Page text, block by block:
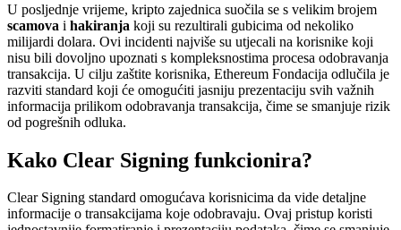
U posljednje vrijeme, kripto zajednica suočila se s velikim brojem
scamova i hakiranja koji su rezultirali gubicima od nekoliko
milijardi dolara. Ovi incidenti najviše su utjecali na korisnike koji
nisu bili dovoljno upoznati s kompleksnostima procesa odobravanja
transakcija. U cilju zaštite korisnika, Ethereum Fondacija odlučila je
razviti standard koji će omogućiti jasniju prezentaciju svih važnih
informacija prilikom odobravanja transakcija, čime se smanjuje rizik
od pogrešnih odluka.
Kako Clear Signing funkcionira?
Clear Signing standard omogućava korisnicima da vide detaljne
informacije o transakcijama koje odobravaju. Ovaj pristup koristi